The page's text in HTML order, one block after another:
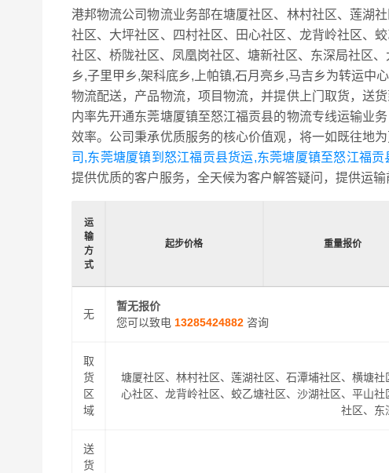
港邦物流公司物流业务部在塘厦社区、林村社区、莲湖
社区、大坪社区、四村社区、田心社区、龙背岭社区、
社区、桥陇社区、凤凰岗社区、塘新社区、东深局社区
乡,子里甲乡,架科底乡,上帕镇,石月亮乡,马吉乡为转运中
物流配送，产品物流，项目物流，并提供上门取货，送
内率先开通东莞塘厦镇至怒江福贡县的物流专线运输业
效率。公司秉承优质服务的核心价值观，将一如既往地
司,东莞塘厦镇到怒江福贡县货运,东莞塘厦镇至怒江福贡
提供优质的客户服务，全天候为客户解答疑问，提供运
运
输
方
式
起步价格 重量报价
无
暂无报价
您可以致电 13285424882咨询
取
货
区
域
塘厦社区、林村社区、莲湖社区、石潭埔社区、横塘
心社区、龙背岭社区、蛟乙塘社区、沙湖社区、平山
社区、东
送
货